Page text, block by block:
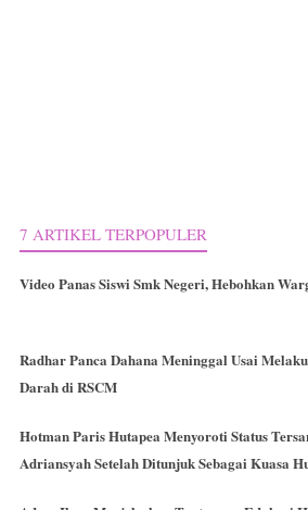
7 ARTIKEL TERPOPULER
Video Panas Siswi Smk Negeri, Hebohkan
Radhar Panca Dahana Meninggal Usai
Darah di RSCM
Hotman Paris Hutapea Menyoroti Status
Adriansyah Setelah Ditunjuk Sebagai Kuasa